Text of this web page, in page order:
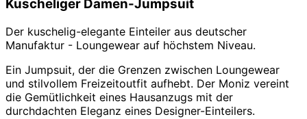
Kuscheliger Damen-Jumpsuit
Der kuschelig-elegante Einteiler aus deutscher
Manufaktur - Loungewear auf höchstem Niveau.
Ein Jumpsuit, der die Grenzen zwischen Loungewear
und stilvollem Freizeitoutfit aufhebt. Der Moniz vereint
die Gemütlichkeit eines Hausanzugs mit der
durchdachten Eleganz eines Designer-Einteilers.